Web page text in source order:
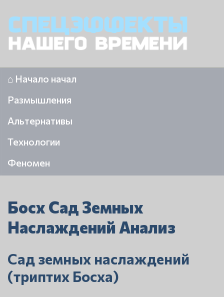
⌂ Начало начал
Размышления
Альтернативы
Технологии
Феномен
Босх Сад Земных
Наслаждений Анализ
Сад земных наслаждений
(триптих Босха)